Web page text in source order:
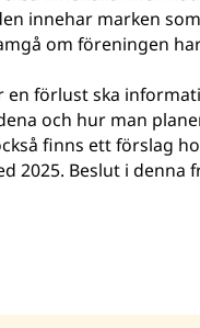
innehar marken
om föreningen
förlust ska
och hur man
finns ett förslag
2025. Beslut i